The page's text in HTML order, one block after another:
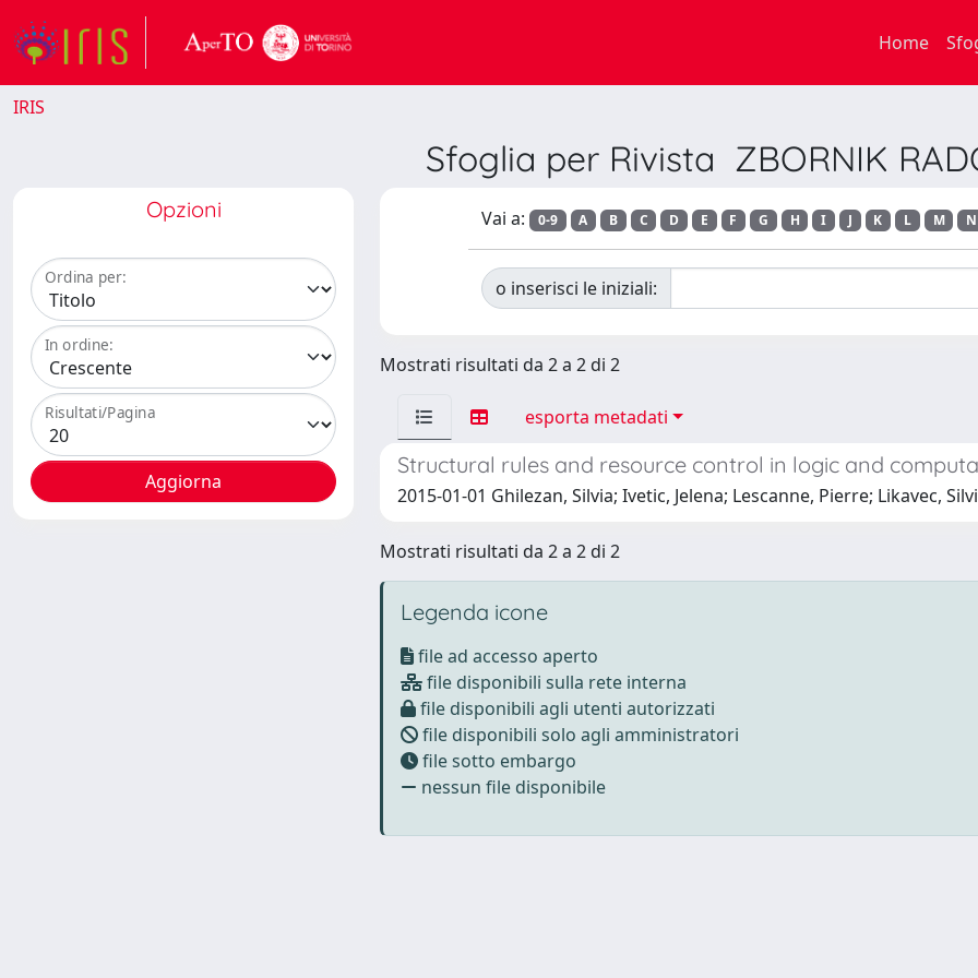
Home
IRIS
Sfoglia per Rivista ZBORNIK
Opzioni
Ordina per:
In ordine:
Risultati/Pagina
Vai a: 0-9 A B C D E F G H I J K L M N
o inserisci le iniziali:
Mostrati risultati da 2 a 2 di 2
esporta metadati
Structural rules and resource control in logic and
2015-01-01 Ghilezan, Silvia; Ivetic, Jelena; Lescanne, Pierre; Likavec,
Mostrati risultati da 2 a 2 di 2
Legenda icone
file ad accesso aperto
file disponibili sulla rete interna
file disponibili agli utenti autorizzati
file disponibili solo agli amministratori
file sotto embargo
nessun file disponibile